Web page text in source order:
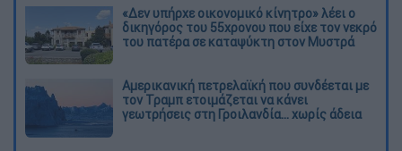
«Δεν υπήρχε οικονομικό κίνητρο» λέει ο
δικηγόρος του 55χρονου που είχε τον νεκρό
του πατέρα σε καταψύκτη στον Μυστρά
Αμερικανική πετρελαϊκή που συνδέεται με
τον Τραμπ ετοιμάζεται να κάνει
γεωτρήσεις στη Γροιλανδία... χωρίς άδεια